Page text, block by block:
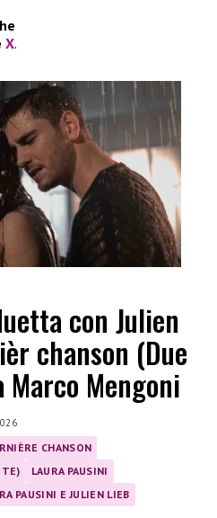
X.
con Julien
chanson (Due
Mengoni
CHANSON
LAURA PAUSINI
PAUSINI E JULIEN LIEB